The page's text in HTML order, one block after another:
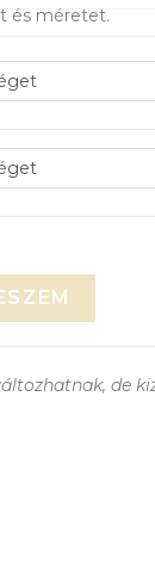
és méretet.
de